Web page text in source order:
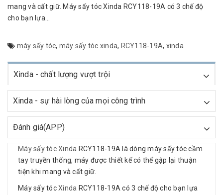
mang và cất giữ. Máy sấy tóc Xinda RCY118-19A có 3 chế độ
cho bạn lựa...
máy sấy tóc, máy sấy tóc xinda, RCY118-19A, xinda
Xinda - chất lượng vượt trội
Xinda - sự hài lòng của mọi công trình
Đánh giá(APP)
Máy sấy tóc Xinda RCY118-19A là dòng máy sấy tóc cầm
tay truyền thống, máy được thiết kế có thể gập lại thuận
tiện khi mang và cất giữ.
Máy sấy tócXinda RCY118-19A có 3 chế độ cho bạn lựa